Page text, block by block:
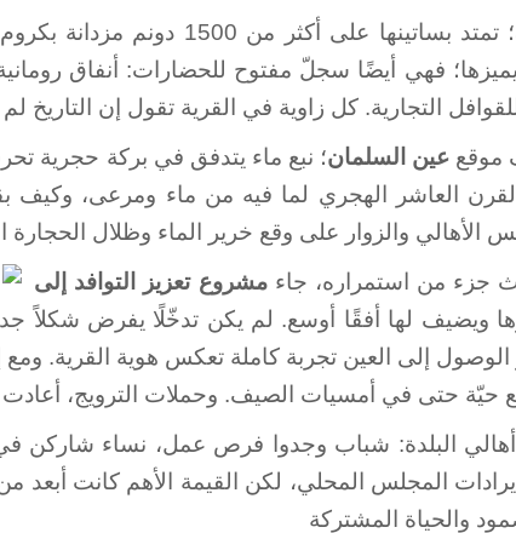
بيت دقو لوحة زراعية حية؛
فهي أيضًا سجلّ مفتوح للحضارات: أنفاق
التجارية. كل زاوية في القرية تقول إن التاريخ لم
موقععين السلمان؛ نبع ماء يتدفق في بركة حجرية
القرن العاشر الهجري لما فيه من ماء ومرعى،
الأهالي والزوار على وقع خرير الماء وظلال الحجارة
جزء من استمراره، جاءمشروع تعزيز التوافد إلى
ويضيف لها أفقًا أوسع. لم يكن تدخّلًا يفرض شكلاً
إلى العين تجربة كاملة تعكس هوية القرية.
حيّة حتى في أمسيات الصيف. وحملات الترويج،
البلدة: شباب وجدوا فرص عمل، نساء شاركن
إيرادات المجلس المحلي، لكن القيمة الأهم كانت